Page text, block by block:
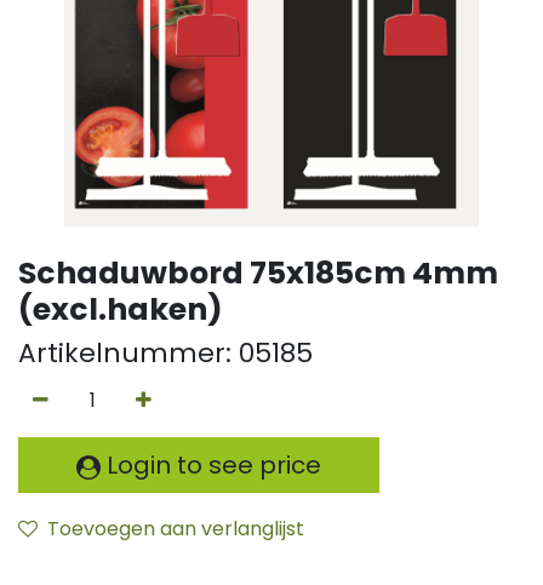
Schaduwbord 75x185cm 4mm
(excl.haken)
Artikelnummer: 05185
Login to see price
Toevoegen aan verlanglijst